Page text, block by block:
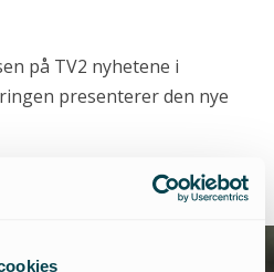
på TV2 nyhetene i
presenterer den nye